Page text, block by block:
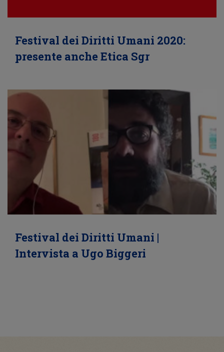
Festival dei Diritti Umani 2020:
presente anche Etica Sgr
Festival dei Diritti Umani |
Intervista a Ugo Biggeri